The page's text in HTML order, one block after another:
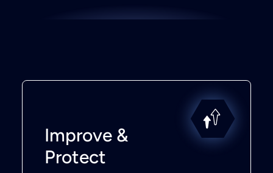
Improve &
Protect